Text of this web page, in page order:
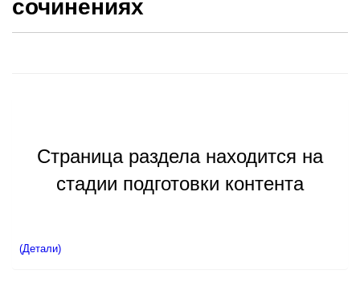
сочинениях
Страница раздела находится на
стадии подготовки контента
(Детали)